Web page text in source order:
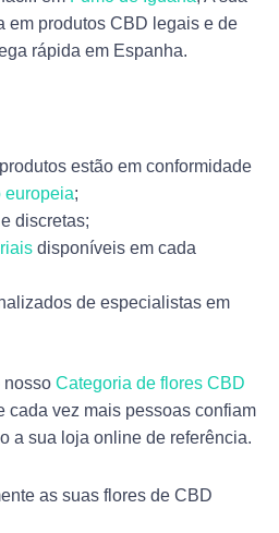
em produtos CBD legais e de
rápida em Espanha.
estão em conformidade
europeia;
discretas;
disponíveis em cada
de especialistas em
nosso Categoria de flores CBD
cada vez mais pessoas confiam
a sua loja online de referência.
as suas flores de CBD